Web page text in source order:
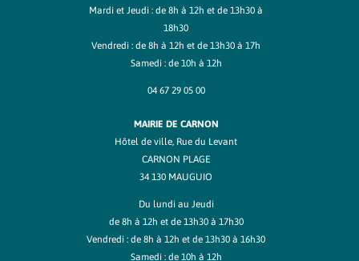
Mardi et Jeudi : de 8h à 12h et de 13h30 à
18h30
Vendredi : de 8h à 12h et de 13h30 à 17h
Samedi : de 10h à 12h
04 67 29 05 00
MAIRIE DE CARNON
Hôtel de ville, Rue du Levant
CARNON PLAGE
34 130 MAUGUIO
Du lundi au Jeudi
de 8h à 12h et de 13h30 à 17h30
Vendredi : de 8h à 12h et de 13h30 à 16h30
Samedi : de 10h à 12h